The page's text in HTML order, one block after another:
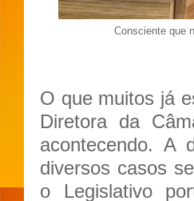
Consciente que
O que muitos já
Diretora da
acontecendo. A
diversos casos
o Legislativo